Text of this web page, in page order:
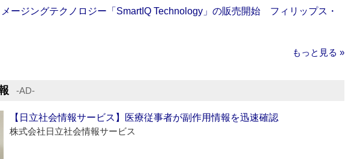
メージングテクノロジー「SmartIQ Technology」の販売開始 フィリップス・
もっと見る »
‐AD‐
【日立社会情報サービス】医療従事者が副作用情報を迅速確認
株式会社日立社会情報サービス